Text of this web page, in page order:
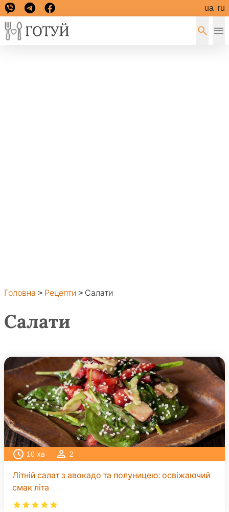
ua ru
Головна > Рецепти > Салати
Салати
10 хв 2
Літній салат з авокадо та полуницею: освіжаючий
смак літа